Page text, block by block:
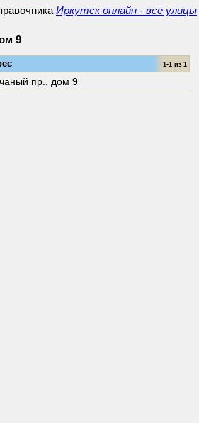
Иркутск онлайн - все улицы
9
1-1 из 1
пр., дом 9